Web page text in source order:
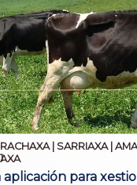
| SARRIAXA |
aplicación para